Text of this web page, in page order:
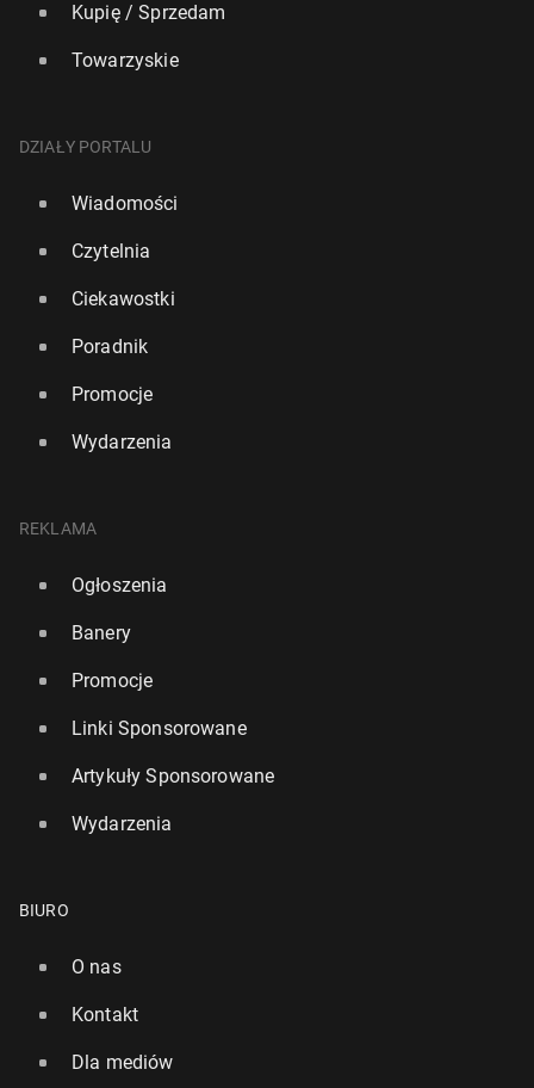
Kupię / Sprzedam
Towarzyskie
DZIAŁY PORTALU
Wiadomości
Czytelnia
Ciekawostki
Poradnik
Promocje
Wydarzenia
REKLAMA
Ogłoszenia
Banery
Promocje
Linki Sponsorowane
Artykuły Sponsorowane
Wydarzenia
BIURO
O nas
Kontakt
Dla mediów